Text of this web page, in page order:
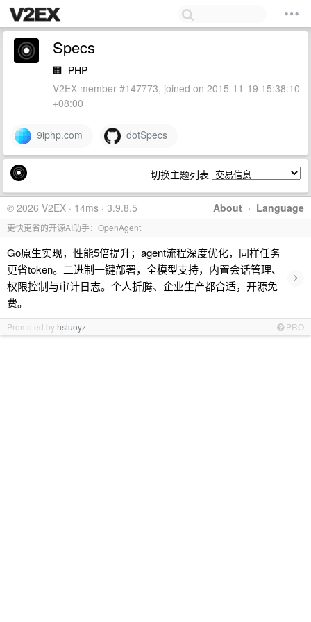
Specs
🏢 PHP
V2EX member #147773, joined on 2015-11-19 15:38:10
+08:00
9iphp.com dotSpecs
切换主题列表
About · Language
© 2026 V2EX · 14ms · 3.9.8.5
更快更省的开源AI助手：OpenAgent
Go原生实现，性能5倍提升；agent流程深度优化，同样任务
更省token。二进制一键部署，全模型支持，内置会话管理、
权限控制与审计日志。个人折腾、企业生产都合适，开源免
费。
›
Promoted by hsluoyz PRO